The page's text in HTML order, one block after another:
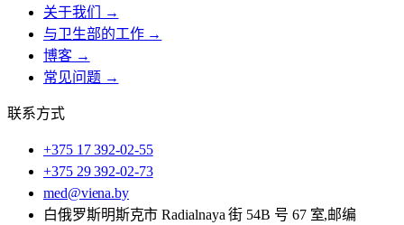
关于我们 →
与卫生部的工作 →
博客 →
常见问题 →
联系方式
+375 17 392-02-55
+375 29 392-02-73
med@viena.by
白俄罗斯明斯克市 Radialnaya 街 54B 号 67 室,邮编